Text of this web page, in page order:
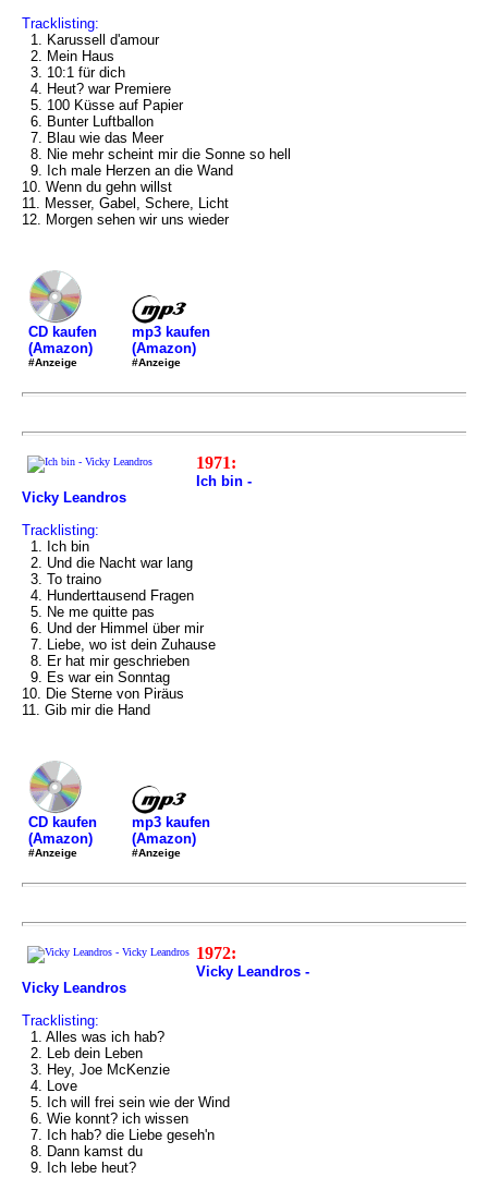
Tracklisting:
1. Karussell d'amour
2. Mein Haus
3. 10:1 für dich
4. Heut? war Premiere
5. 100 Küsse auf Papier
6. Bunter Luftballon
7. Blau wie das Meer
8. Nie mehr scheint mir die Sonne so hell
9. Ich male Herzen an die Wand
10. Wenn du gehn willst
11. Messer, Gabel, Schere, Licht
12. Morgen sehen wir uns wieder
CD kaufen
(Amazon)
#Anzeige
mp3 kaufen
(Amazon)
#Anzeige
1971:
Ich bin -
Vicky Leandros
Tracklisting:
1. Ich bin
2. Und die Nacht war lang
3. To traino
4. Hunderttausend Fragen
5. Ne me quitte pas
6. Und der Himmel über mir
7. Liebe, wo ist dein Zuhause
8. Er hat mir geschrieben
9. Es war ein Sonntag
10. Die Sterne von Piräus
11. Gib mir die Hand
CD kaufen
(Amazon)
#Anzeige
mp3 kaufen
(Amazon)
#Anzeige
1972:
Vicky Leandros -
Vicky Leandros
Tracklisting:
1. Alles was ich hab?
2. Leb dein Leben
3. Hey, Joe McKenzie
4. Love
5. Ich will frei sein wie der Wind
6. Wie konnt? ich wissen
7. Ich hab? die Liebe geseh'n
8. Dann kamst du
9. Ich lebe heut?